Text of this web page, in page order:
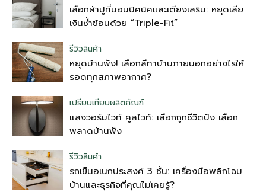
เลือกผ้าปูที่นอนปิคนิคและเตียงเสริม: หยุดเสีย
เงินซ้ำซ้อนด้วย “Triple-Fit”
รีวิวสินค้า
หยุดบ้านพัง! เลือกสีทาบ้านภายนอกอย่างไรให้
รอดทุกสภาพอากาศ?
เปรียบเทียบผลิตภัณฑ์
แสงวอร์มไวท์ คูลไวท์: เลือกถูกชีวิตปัง เลือก
พลาดบ้านพัง
รีวิวสินค้า
รถเข็นอเนกประสงค์ 3 ชั้น: เครื่องมือพลิกโฉม
บ้านและธุรกิจที่คุณไม่เคยรู้?